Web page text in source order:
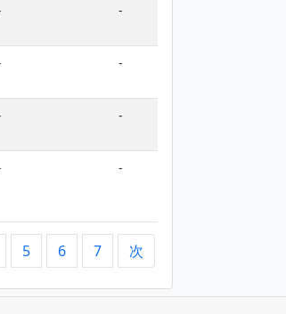
-
-
-
-
5 6 7 次